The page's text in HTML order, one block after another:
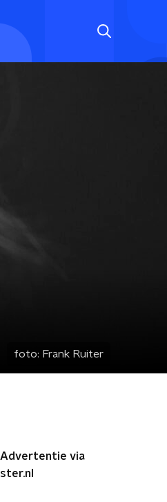
foto: Frank Ruiter
Advertentie via
ster.nl